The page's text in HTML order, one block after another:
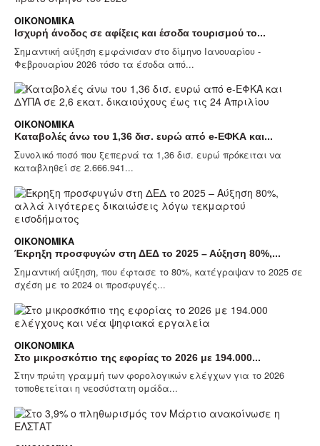
ΟΙΚΟΝΟΜΙΚΆ
Ισχυρή άνοδος σε αφίξεις και έσοδα τουρισμού το...
Σημαντική αύξηση εμφάνισαν στο δίμηνο Ιανουαρίου -
Φεβρουαρίου 2026 τόσο τα έσοδα από...
ΟΙΚΟΝΟΜΙΚΆ
Καταβολές άνω του 1,36 δισ. ευρώ από e-ΕΦΚΑ και...
Συνολικό ποσό που ξεπερνά τα 1,36 δισ. ευρώ πρόκειται να
καταβληθεί σε 2.666.941...
ΟΙΚΟΝΟΜΙΚΆ
Έκρηξη προσφυγών στη ΔΕΔ το 2025 – Αύξηση 80%,...
Σημαντική αύξηση, που έφτασε το 80%, κατέγραψαν το 2025 σε
σχέση με το 2024 οι προσφυγές...
ΟΙΚΟΝΟΜΙΚΆ
Στο μικροσκόπιο της εφορίας το 2026 με 194.000...
Στην πρώτη γραμμή των φορολογικών ελέγχων για το 2026
τοποθετείται η νεοσύστατη ομάδα...